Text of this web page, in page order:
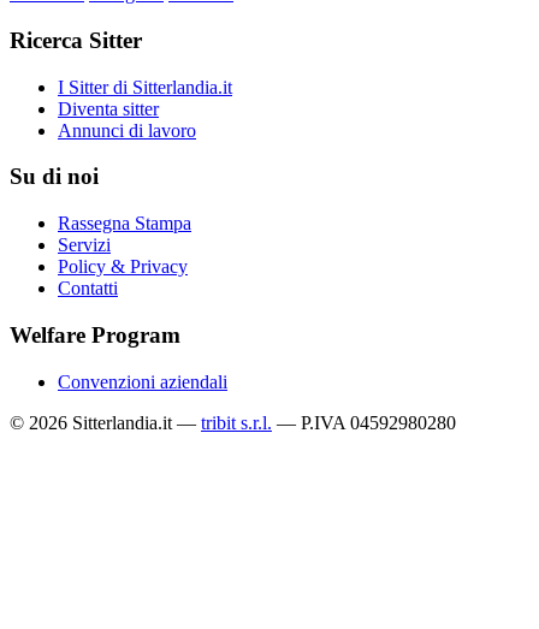
Ricerca Sitter
I Sitter di Sitterlandia.it
Diventa sitter
Annunci di lavoro
Su di noi
Rassegna Stampa
Servizi
Policy & Privacy
Contatti
Welfare Program
Convenzioni aziendali
© 2026 Sitterlandia.it — tribit s.r.l. — P.IVA 04592980280